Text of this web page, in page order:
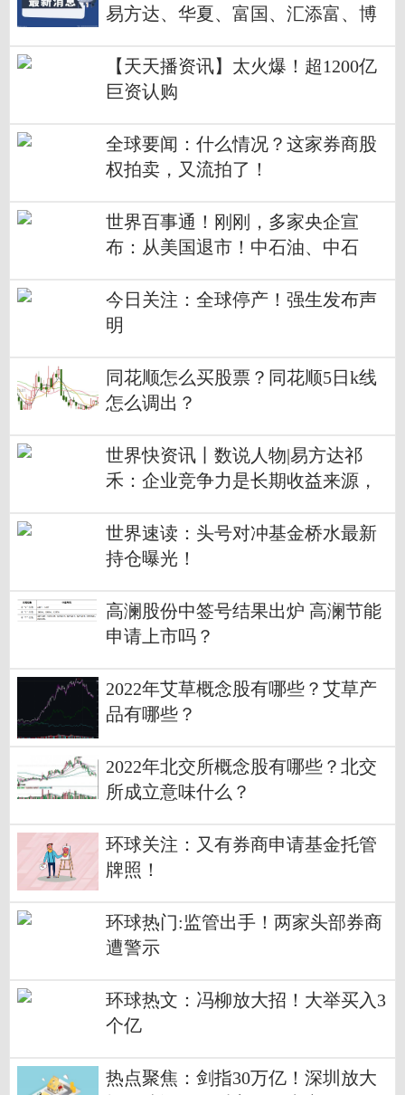
易方达、华夏、富国、汇添富、博
【天天播资讯】太火爆！超1200亿
巨资认购
全球要闻：什么情况？这家券商股
权拍卖，又流拍了！
世界百事通！刚刚，多家央企宣
布：从美国退市！中石油、中石
应
今日关注：全球停产！强生发布声
明
同花顺怎么买股票？同花顺5日k线
怎么调出？
世界快资讯丨数说人物|易方达祁
禾：企业竞争力是长期收益来源，
世界速读：头号对冲基金桥水最新
持仓曝光！
高澜股份中签号结果出炉 高澜节能
申请上市吗？
2022年艾草概念股有哪些？艾草产
品有哪些？
2022年北交所概念股有哪些？北交
所成立意味什么？
环球关注：又有券商申请基金托管
牌照！
环球热门:监管出手！两家头部券商
遭警示
环球热文：冯柳放大招！大举买入3
个亿
热点聚焦：剑指30万亿！深圳放大